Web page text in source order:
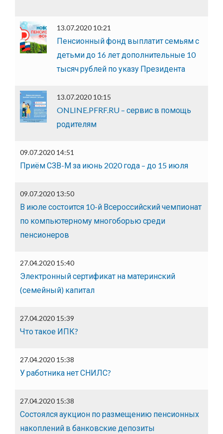
13.07.2020 10:21
Пенсионный фонд выплатит семьям с
детьми до 16 лет дополнительные 10
тысяч рублей по указу Президента
13.07.2020 10:15
ONLINE.PFRF.RU – сервис в помощь
родителям
09.07.2020 14:51
Приём СЗВ-М за июнь 2020 года – до 15 июля
09.07.2020 13:50
В июле состоится 10-й Всероссийский чемпионат
по компьютерному многоборью среди
пенсионеров
27.04.2020 15:40
Электронный сертификат на материнский
(семейный) капитал
27.04.2020 15:39
Что такое ИПК?
27.04.2020 15:38
У работника нет СНИЛС?
27.04.2020 15:38
Состоялся аукцион по размещению пенсионных
накоплений в банковские депозиты